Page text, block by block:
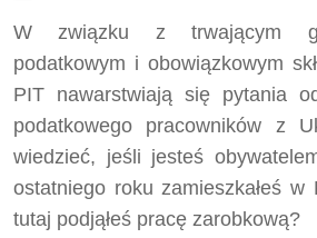
W związku z trwającym
podatkowym i obowiązkowym
PIT nawarstwiają się pytania
podatkowego pracowników z
wiedzieć, jeśli jesteś
ostatniego roku zamieszkałeś w
tutaj podjąłeś pracę zarobkową?